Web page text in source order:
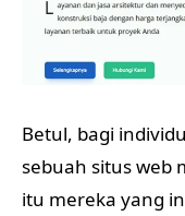
Betul, bagi
sebuah situs web
itu mereka yang